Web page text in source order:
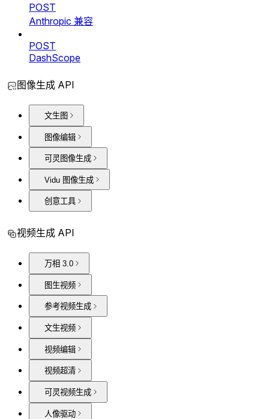
POST
Anthropic 兼容
POST
DashScope
图像生成 API
文生图
图像编辑
可灵图像生成
Vidu 图像生成
创意工具
视频生成 API
万相 3.0
图生视频
参考视频生成
文生视频
视频编辑
视频超清
可灵视频生成
人像驱动